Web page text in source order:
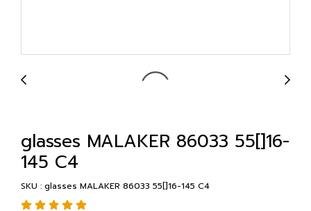
glasses MALAKER 86033 55[]16-
145 C4
SKU : glasses MALAKER 86033 55[]16-145 C4